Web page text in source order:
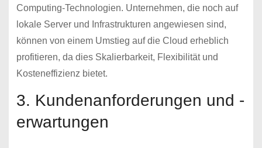
Computing-Technologien. Unternehmen, die noch auf
lokale Server und Infrastrukturen angewiesen sind,
können von einem Umstieg auf die Cloud erheblich
profitieren, da dies Skalierbarkeit, Flexibilität und
Kosteneffizienz bietet.
3. Kundenanforderungen und -
erwartungen